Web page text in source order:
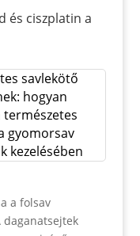
és ciszplatin a
savlekötő
hogyan
gyomorsav
kezelésében
a folsav
daganatsejtek